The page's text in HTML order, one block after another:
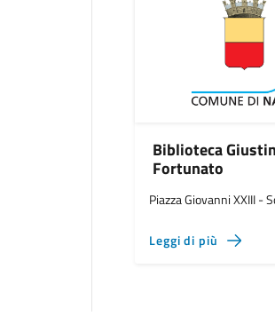
Biblioteca
Fortunato
Piazza Giovanni XXIII -
Leggi di più